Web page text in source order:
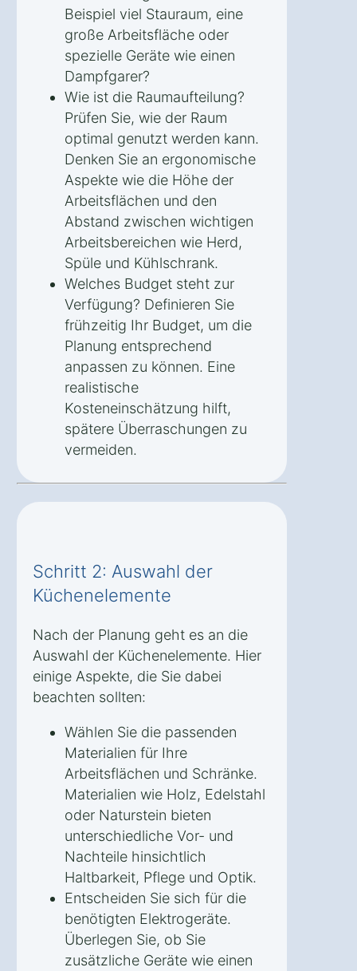
Beispiel viel Stauraum, eine
große Arbeitsfläche oder
spezielle Geräte wie einen
Dampfgarer?
Wie ist die Raumaufteilung?
Prüfen Sie, wie der Raum
optimal genutzt werden kann.
Denken Sie an ergonomische
Aspekte wie die Höhe der
Arbeitsflächen und den
Abstand zwischen wichtigen
Arbeitsbereichen wie Herd,
Spüle und Kühlschrank.
Welches Budget steht zur
Verfügung? Definieren Sie
frühzeitig Ihr Budget, um die
Planung entsprechend
anpassen zu können. Eine
realistische
Kosteneinschätzung hilft,
spätere Überraschungen zu
vermeiden.
Schritt 2: Auswahl der
Küchenelemente
Nach der Planung geht es an die
Auswahl der Küchenelemente. Hier
einige Aspekte, die Sie dabei
beachten sollten:
Wählen Sie die passenden
Materialien für Ihre
Arbeitsflächen und Schränke.
Materialien wie Holz, Edelstahl
oder Naturstein bieten
unterschiedliche Vor- und
Nachteile hinsichtlich
Haltbarkeit, Pflege und Optik.
Entscheiden Sie sich für die
benötigten Elektrogeräte.
Überlegen Sie, ob Sie
zusätzliche Geräte wie einen